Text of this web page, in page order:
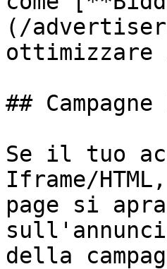
(/
##
Se il tuo
Iframe/
page si
della